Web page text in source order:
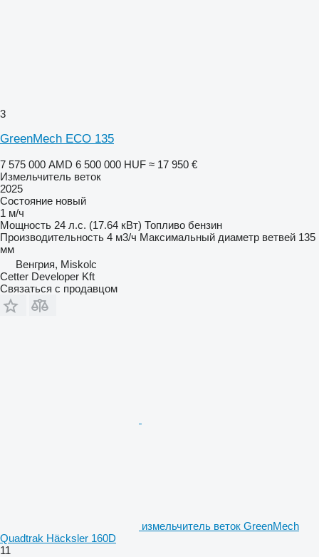
3
GreenMech ECO 135
7 575 000 AMD 6 500 000 HUF ≈ 17 950 €
Измельчитель веток
2025
Состояние новый
1 м/ч
Мощность 24 л.с. (17.64 кВт) Топливо бензин
Производительность 4 м3/ч Максимальный диаметр ветвей 135
мм
Венгрия, Miskolc
Cetter Developer Kft
Связаться с продавцом
измельчитель веток GreenMech
Quadtrak Häcksler 160D
11